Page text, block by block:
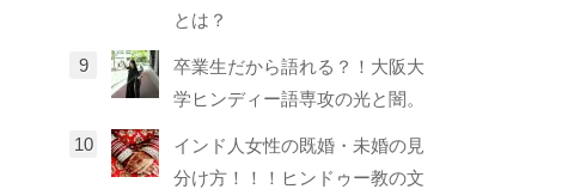
とは？
卒業生だから語れる？！大阪大
学ヒンディー語専攻の光と闇。
インド人女性の既婚・未婚の見
分け方！！！ヒンドゥー教の文